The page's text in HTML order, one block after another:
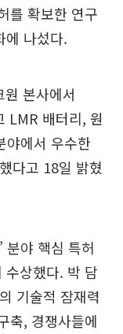
를 확보한 연구
에 나섰다.
본사에서
LMR 배터리, 원
야에서 우수한
다고 18일 밝혔
분야 핵심 특허
수상했다. 박 담
기술적 잠재력
축, 경쟁사들에